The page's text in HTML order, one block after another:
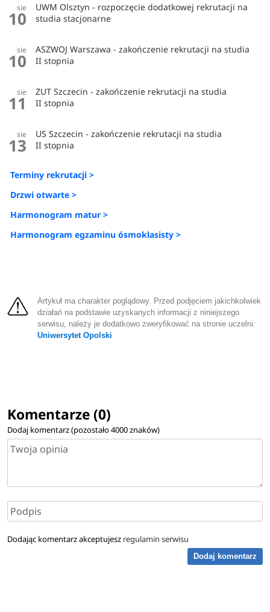
sie
10
UWM Olsztyn - rozpoczęcie dodatkowej rekrutacji na
studia stacjonarne
sie
10
ASZWOJ Warszawa - zakończenie rekrutacji na studia
II stopnia
sie
11
ZUT Szczecin - zakończenie rekrutacji na studia
II stopnia
sie
13
US Szczecin - zakończenie rekrutacji na studia
II stopnia
Terminy rekrutacji >
Drzwi otwarte >
Harmonogram matur >
Harmonogram egzaminu ósmoklasisty >
Artykuł ma charakter poglądowy. Przed podjęciem jakichkolwiek
działań na podstawie uzyskanych informacji z niniejszego
serwisu, należy je dodatkowo zweryfikować na stronie uczelni:
Uniwersytet Opolski
Komentarze (0)
Dodaj komentarz (pozostało4000znaków)
Dodając komentarz akceptujesz regulamin serwisu
Dodaj komentarz